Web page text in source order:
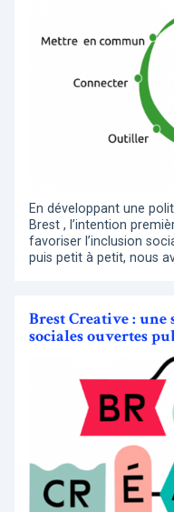
En développant une
Brest , l’intention
favoriser l’inclusion
puis petit à petit, nous
Brest Creative :
sociales ouvertes